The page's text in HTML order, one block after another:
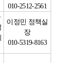
010-2512-2561
·
이정민 정책실
장
010-5319-8163